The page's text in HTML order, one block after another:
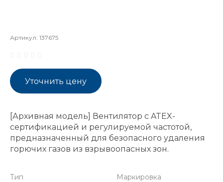
Артикул: 137675
Уточнить цену
[Архивная модель] Вентилятор с ATEX-
сертификацией и регулируемой частотой,
предназначенный для безопасного удаления
горючих газов из взрывоопасных зон.
Тип
Маркировка